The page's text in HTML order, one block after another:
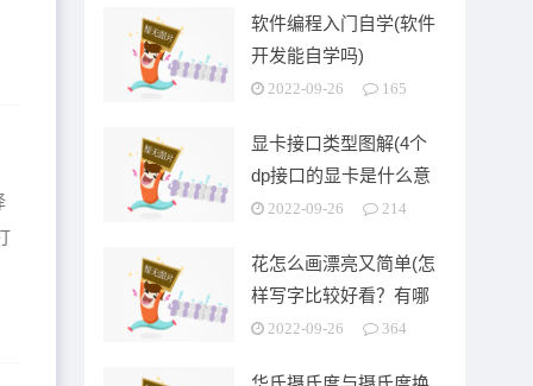
软件编程入门自学(软件
开发能自学吗)
2022-09-26 165
显卡接口类型图解(4个
dp接口的显卡是什么意
思)2022-09-26 214
花怎么画漂亮又简单(怎
样写字比较好看？有哪
些技巧)
2022-09-26 364